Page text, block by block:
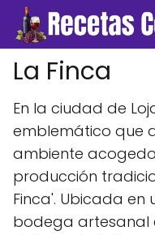
La Finca
En la ciudad de
emblemático que
ambiente
producción
Finca'. Ubicada en
bodega artesanal